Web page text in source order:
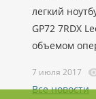
легкий
GP72 7RDX
объемом
7 июля 2017
Все новости